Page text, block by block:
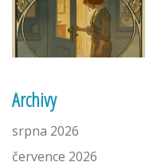
Archivy
srpna 2026
července 2026